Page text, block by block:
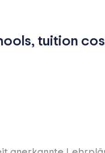
tuition